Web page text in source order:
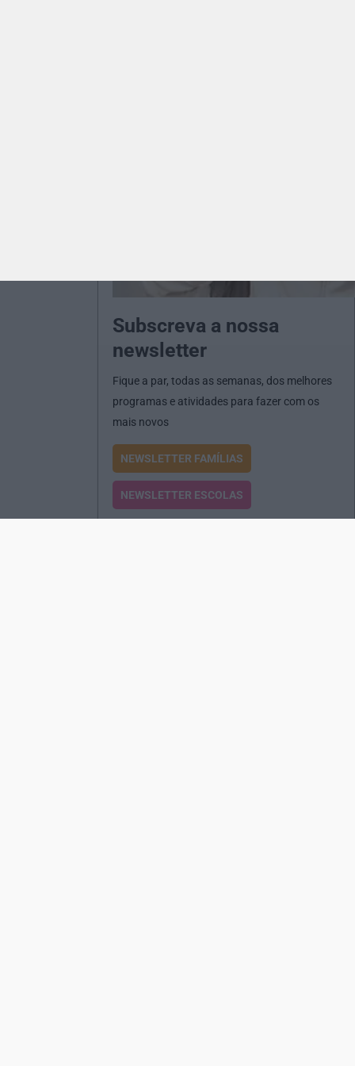
Subscreva a nossa
newsletter
Fique a par, todas as semanas, dos melhores
programas e atividades para fazer com os
mais novos
NEWSLETTER FAMÍLIAS
NEWSLETTER ESCOLAS